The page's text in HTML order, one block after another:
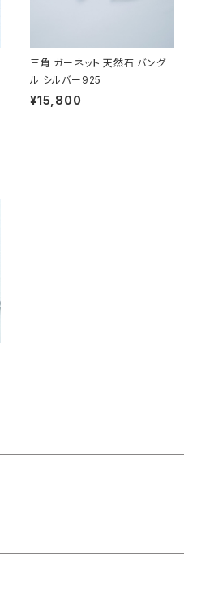
三角 ガーネット 天然石 バング
ル シルバー925
¥15,800